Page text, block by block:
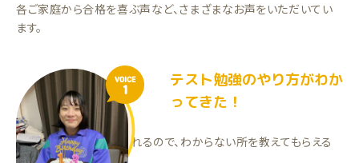
各ご家庭から合格を喜ぶ声など、さまざまなお声をいただいてい
ます。
VOICE
1
テスト勉強のやり方がわか
ってきた！
1対1での指導を受けられるので、わからない所を教えてもらえる